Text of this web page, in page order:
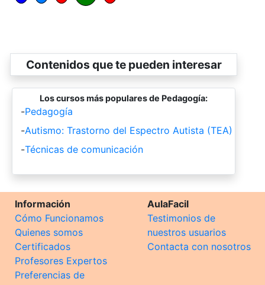
Contenidos que te pueden interesar
Los cursos más populares de Pedagogía:
-Pedagogía
-Autismo: Trastorno del Espectro Autista (TEA)
-Técnicas de comunicación
Información
Cómo Funcionamos
Quienes somos
Certificados
Profesores Expertos
Preferencias de
AulaFacil
Testimonios de
nuestros usuarios
Contacta con nosotros